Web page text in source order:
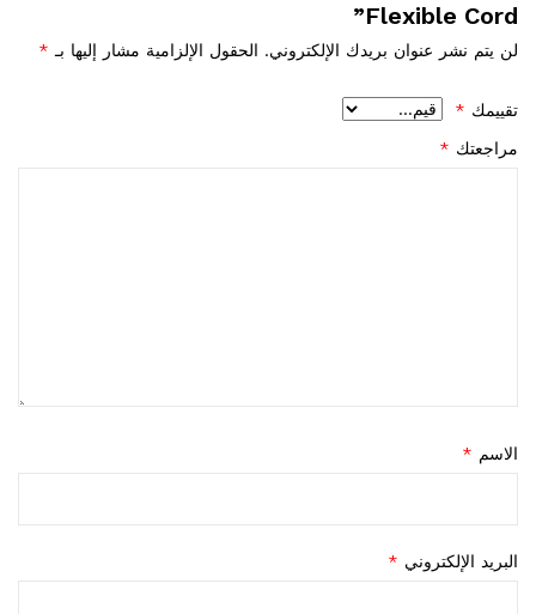
Flexible Cord”
لن يتم نشر عنوان بريدك الإلكتروني. الحقول الإلزامية مشار إليها بـ *
تقييمك *
مراجعتك *
الاسم *
البريد الإلكتروني *